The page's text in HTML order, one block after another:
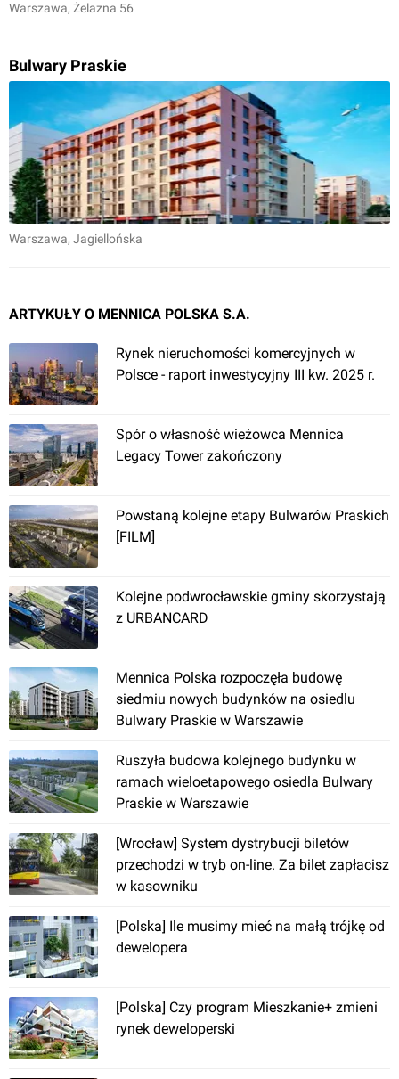
Warszawa, Żelazna 56
Bulwary Praskie
Warszawa, Jagiellońska
ARTYKUŁY O MENNICA POLSKA S.A.
Rynek nieruchomości komercyjnych w
Polsce - raport inwestycyjny III kw. 2025 r.
Spór o własność wieżowca Mennica
Legacy Tower zakończony
Powstaną kolejne etapy Bulwarów Praskich
[FILM]
Kolejne podwrocławskie gminy skorzystają
z URBANCARD
Mennica Polska rozpoczęła budowę
siedmiu nowych budynków na osiedlu
Bulwary Praskie w Warszawie
Ruszyła budowa kolejnego budynku w
ramach wieloetapowego osiedla Bulwary
Praskie w Warszawie
[Wrocław] System dystrybucji biletów
przechodzi w tryb on-line. Za bilet zapłacisz
w kasowniku
[Polska] Ile musimy mieć na małą trójkę od
dewelopera
[Polska] Czy program Mieszkanie+ zmieni
rynek deweloperski